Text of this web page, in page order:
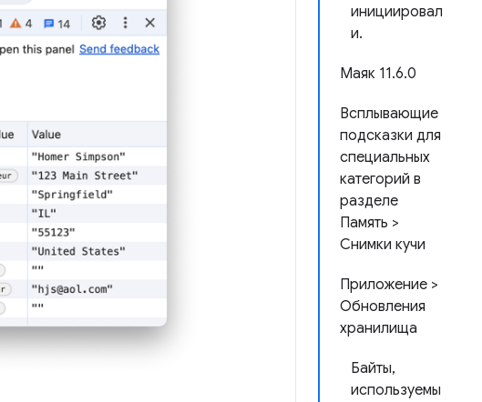
инициировал
и.
Маяк 11.6.0
Всплывающие
подсказки для
специальных
категорий в
разделе
Память >
Снимки кучи
Приложение >
Обновления
хранилища
Байты,
используемы